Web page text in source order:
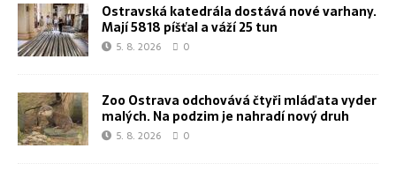
Ostravská katedrála dostává nové varhany.
Mají 5818 píšťal a váží 25 tun
5. 8. 2026 0
Zoo Ostrava odchovává čtyři mláďata vyder
malých. Na podzim je nahradí nový druh
5. 8. 2026 0